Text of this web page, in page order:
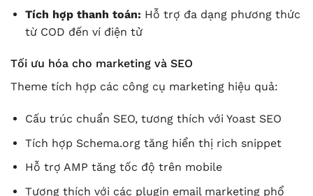
Tích hợp thanh toán: Hỗ trợ đa dạng phương thức
từ COD đến ví điện tử
Tối ưu hóa cho marketing và SEO
Theme tích hợp các công cụ marketing hiệu quả:
Cấu trúc chuẩn SEO, tương thích với Yoast SEO
Tích hợp Schema.org tăng hiển thị rich snippet
Hỗ trợ AMP tăng tốc độ trên mobile
Tương thích với các plugin email marketing phổ